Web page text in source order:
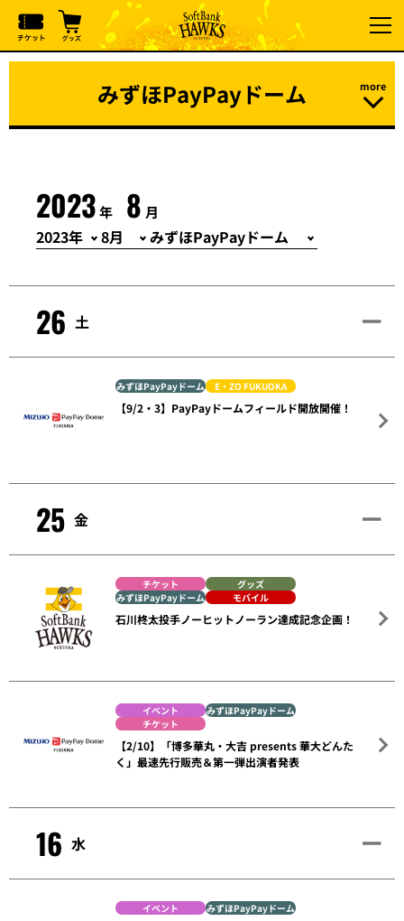
みずほPayPayドーム
2023年 8 月
26 土
みずほPayPayドーム E・ZO FUKUOKA
【9/2・3】PayPayドームフィールド開放開催！
25 金
チケット
グッズ
みずほPayPayドーム
モバイル
石川柊太投手ノーヒットノーラン達成記念企画！
イベント
みずほPayPayドーム
チケット
【2/10】「博多華丸・大吉 presents 華大どんた
く」最速先行販売＆第一弾出演者発表
16 水
イベント みずほPayPayドーム